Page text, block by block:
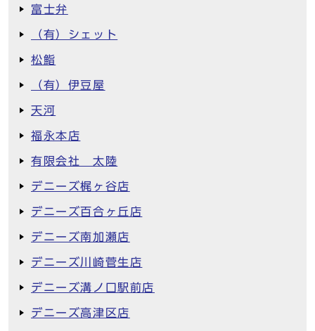
富士弁
（有）シェット
松鮨
（有）伊豆屋
天河
福永本店
有限会社 太陸
デニーズ梶ヶ谷店
デニーズ百合ヶ丘店
デニーズ南加瀬店
デニーズ川崎菅生店
デニーズ溝ノ口駅前店
デニーズ高津区店